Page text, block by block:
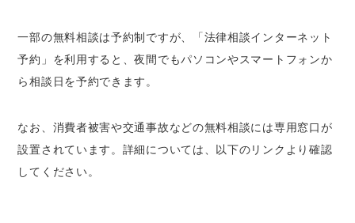
一部の無料相談は予約制ですが、「法律相談インターネット
予約」を利用すると、夜間でもパソコンやスマートフォンか
ら相談日を予約できます。
なお、消費者被害や交通事故などの無料相談には専用窓口が
設置されています。詳細については、以下のリンクより確認
してください。